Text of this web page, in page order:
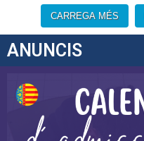
CARREGA MÉS
ANUNCIS